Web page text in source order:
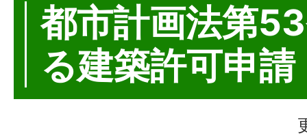
都市計画法第
る建築許可申請